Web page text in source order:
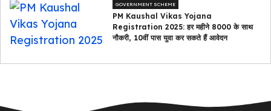
GOVERNMENT SCHEME
PM Kaushal Vikas Yojana
Registration 2025: हर महीने ₹8000 के साथ
नौकरी, 10वीं पास युवा कर सकते हैं आवेदन